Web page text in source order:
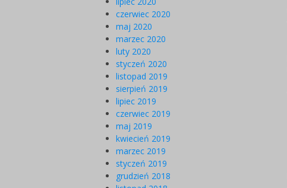
czerwiec 2020
maj 2020
marzec 2020
luty 2020
styczeń 2020
listopad 2019
sierpień 2019
lipiec 2019
czerwiec 2019
maj 2019
kwiecień 2019
marzec 2019
styczeń 2019
grudzień 2018